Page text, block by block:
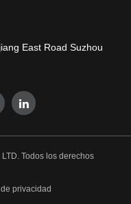
East Road Suzhou
Todos los derechos
privacidad